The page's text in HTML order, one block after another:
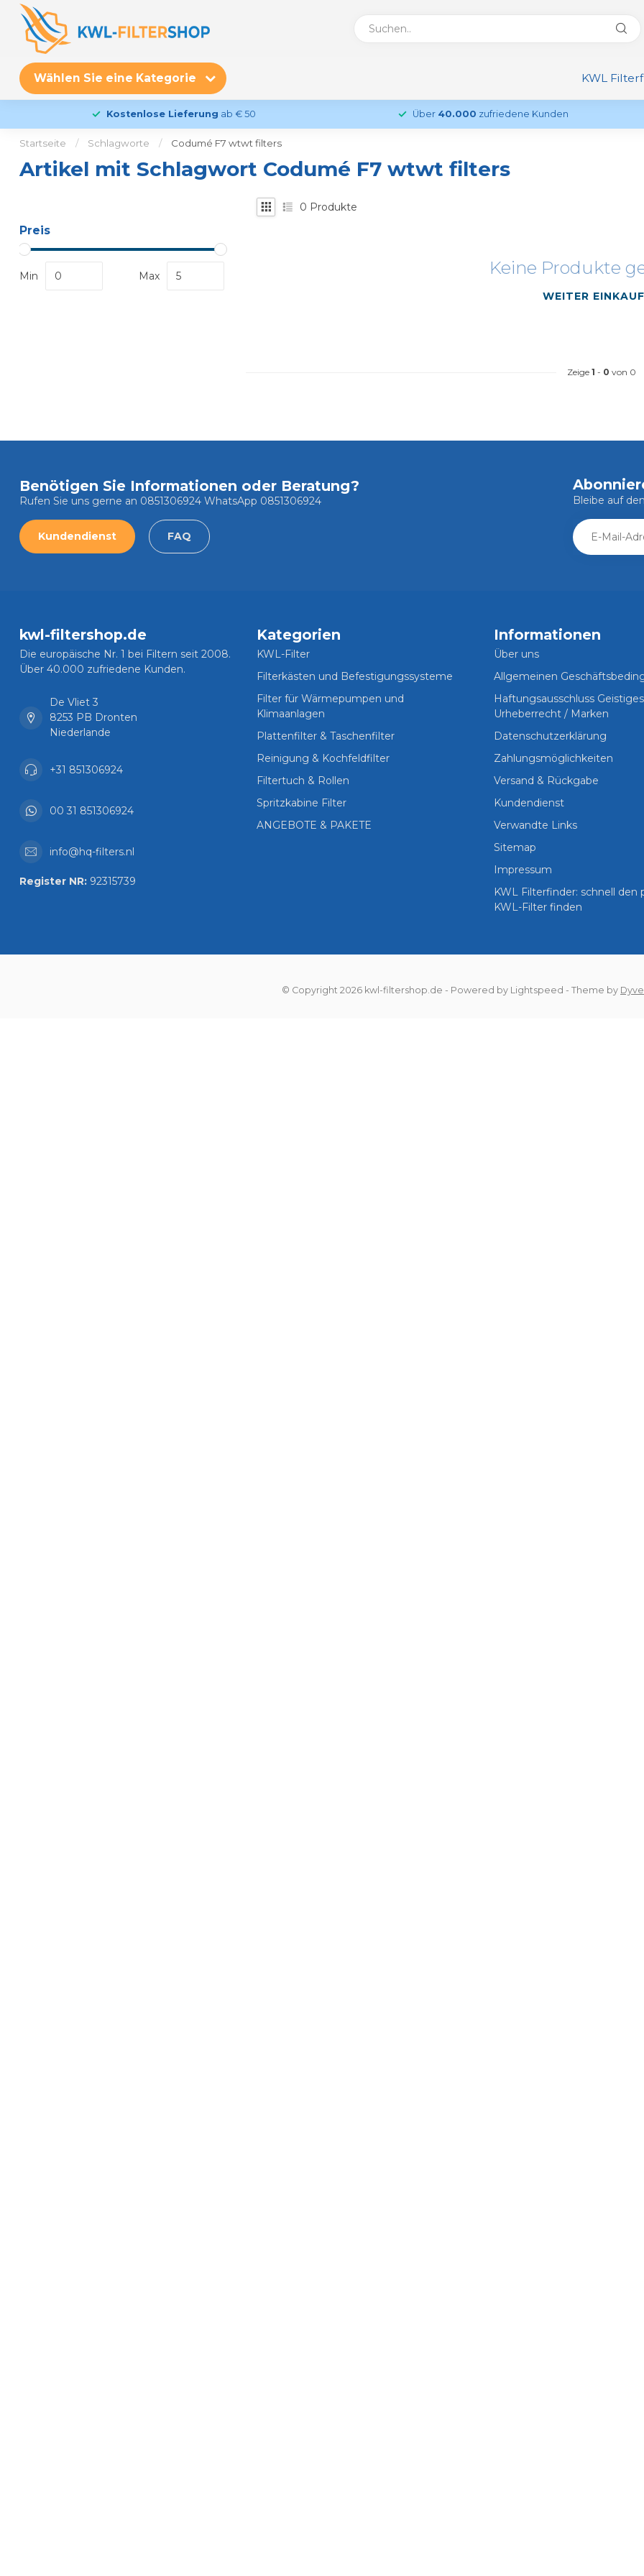
Wählen Sie eine Kategorie KWL
Kostenlose Lieferung ab € 50 Über 40.000 zufriedene Kunden
Startseite / Schlagworte / Codumé F7 wtwt filters
Artikel mit Schlagwort Codumé F7 wtwt filters
Preis
Min Max
0 Produkte
Keine Produkte
WEITER
Zeige 1 - 0 von 0
Benötigen Sie Informationen oder Beratung?
Rufen Sie uns gerne an 0851306924 WhatsApp 0851306924
Kundendienst FAQ
Bleibe auf
kwl-filtershop.de
Die europäische Nr. 1 bei Filtern seit 2008.
Über 40.000 zufriedene Kunden.
De Vliet 3
8253 PB Dronten
Niederlande
+31 851306924
00 31 851306924
info@hq-filters.nl
Register NR: 92315739
Kategorien
KWL-Filter
Filterkästen und Befestigungssysteme
Filter für Wärmepumpen und
Klimaanlagen
Plattenfilter & Taschenfilter
Reinigung & Kochfeldfilter
Filtertuch & Rollen
Spritzkabine Filter
ANGEBOTE & PAKETE
Informationen
Über uns
Allgemeinen
Haftungsausschluss
Urheberrecht / Marken
Datenschutzerklärung
Zahlungsmöglichkeiten
Versand & Rückgabe
Kundendienst
Verwandte Links
Sitemap
Impressum
KWL Filterfinder: schnell den
KWL-Filter finden
© Copyright 2026 kwl-filtershop.de - Powered by Lightspeed - Theme by